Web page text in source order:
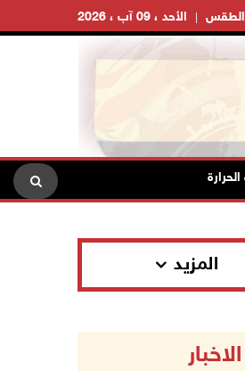
الأحد ، 09 آب ، 2026 الطقس
تؤثر على البلاد بدءا من اليوم
المزيد